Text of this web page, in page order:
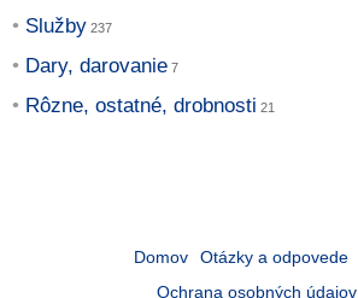
Služby
Dary, darovanie
Rôzne, ostatné, drobnosti
Domov Otázky a odpovede
Ochrana osobných údajov